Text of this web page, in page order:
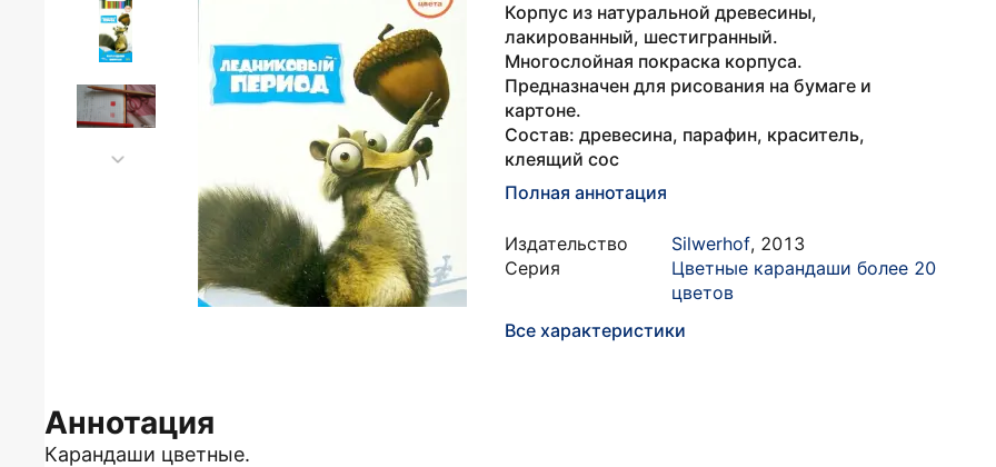
Корпус из натуральной древесины,
лакированный, шестигранный.
Многослойная покраска корпуса.
Предназначен для рисования на бумаге и
картоне.
Состав: древесина, парафин, краситель,
клеящий сос
Полная аннотация
Издательство Silwerhof, 2013
Серия
Цветные карандаши более 20
цветов
Все характеристики
Аннотация
Карандаши цветные.